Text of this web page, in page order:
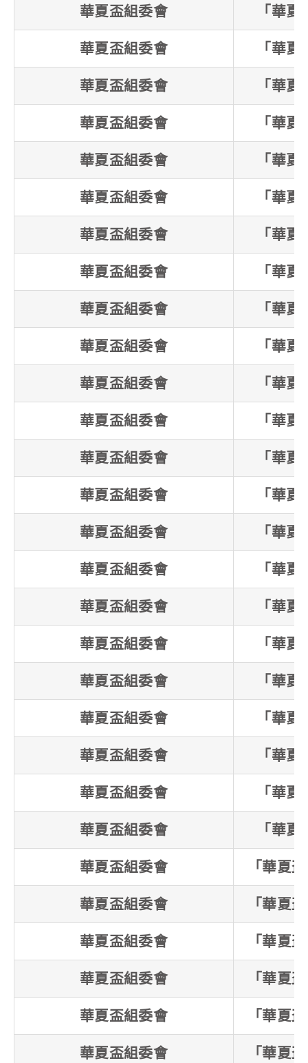
華夏盃組委會 「華
華夏盃組委會 「華
華夏盃組委會 「華
華夏盃組委會 「華
華夏盃組委會 「華
華夏盃組委會 「華
華夏盃組委會 「華
華夏盃組委會 「華
華夏盃組委會 「華
華夏盃組委會 「華
華夏盃組委會 「華
華夏盃組委會 「華
華夏盃組委會 「華
華夏盃組委會 「華
華夏盃組委會 「華
華夏盃組委會 「華
華夏盃組委會 「華
華夏盃組委會 「華
華夏盃組委會 「華
華夏盃組委會 「華
華夏盃組委會 「華
華夏盃組委會 「華
華夏盃組委會 「華
華夏盃組委會 「華夏
華夏盃組委會 「華夏
華夏盃組委會 「華夏
華夏盃組委會 「華夏
華夏盃組委會 「華夏
華夏盃組委會 「華夏